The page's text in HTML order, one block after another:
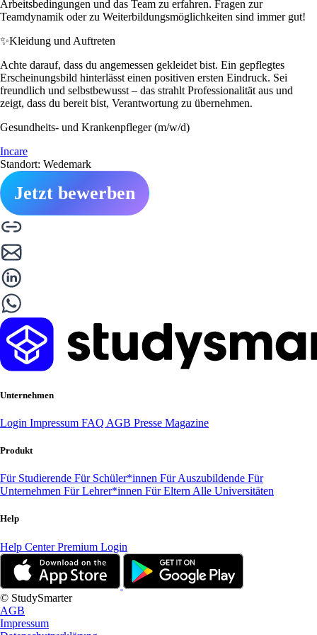
Arbeitsbedingungen und das Team zu erfahren. Fragen zur
Teamdynamik oder zu Weiterbildungsmöglichkeiten sind immer gut!
✨Kleidung und Auftreten
Achte darauf, dass du angemessen gekleidet bist. Ein gepflegtes
Erscheinungsbild hinterlässt einen positiven ersten Eindruck. Sei
freundlich und selbstbewusst – das strahlt Professionalität aus und
zeigt, dass du bereit bist, Verantwortung zu übernehmen.
Gesundheits- und Krankenpfleger (m/w/d)
Incare
Standort: Wedemark
Jetzt bewerben
Unternehmen
Login Impressum FAQ AGB Presse Magazine
Produkt
Für Studierende Für Schüler*innen Für Auszubildende Für
Unternehmen Für Lehrer*innen Für Eltern Alle Universitäten
Help
Help CenterPremium Login
© StudySmarter
AGB
Impressum